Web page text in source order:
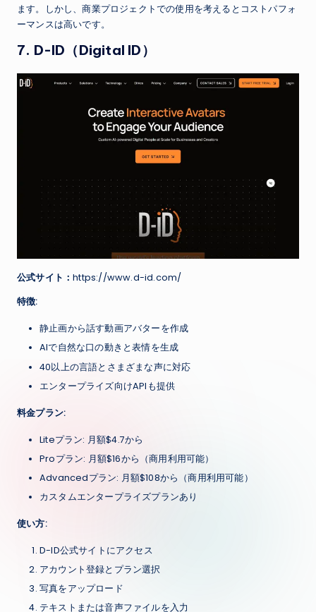
ます。しかし、商業プロジェクトでの使用を考えるとコストパフォ
ーマンスは高いです。
7. D-ID（Digital ID）
公式サイト：https://www.d-id.com/
特徴:
静止画から話す動画アバターを作成
AIで自然な口の動きと表情を生成
40以上の言語とさまざまな声に対応
エンタープライズ向けAPIも提供
料金プラン:
Liteプラン: 月額$4.7から
Proプラン: 月額$16から（商用利用可能）
Advancedプラン: 月額$108から（商用利用可能）
カスタムエンタープライズプランあり
使い方:
D-ID公式サイトにアクセス
アカウント登録とプラン選択
写真をアップロード
テキストまたは音声ファイルを入力